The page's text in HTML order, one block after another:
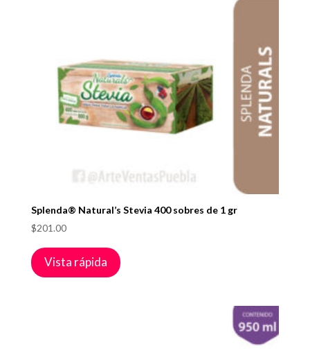
Splenda® Natural’s Stevia 400 sobres de 1 gr
$201.00
Vista rápida